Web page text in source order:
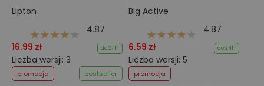
Lipton
4.87
16.99 zł
do 24h
Liczba wersji: 3
promocja bestseller
Big Active
4.87
6.59 zł
do 24h
Liczba wersji: 5
promocja